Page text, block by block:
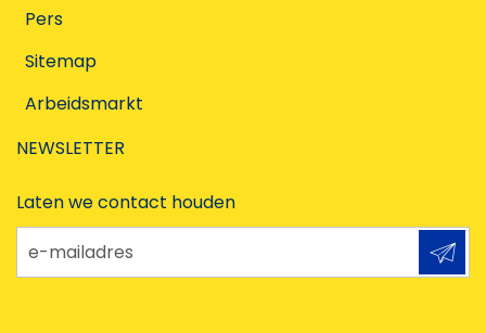
Pers
Sitemap
Arbeidsmarkt
NEWSLETTER
Laten we contact houden
e-mailadres